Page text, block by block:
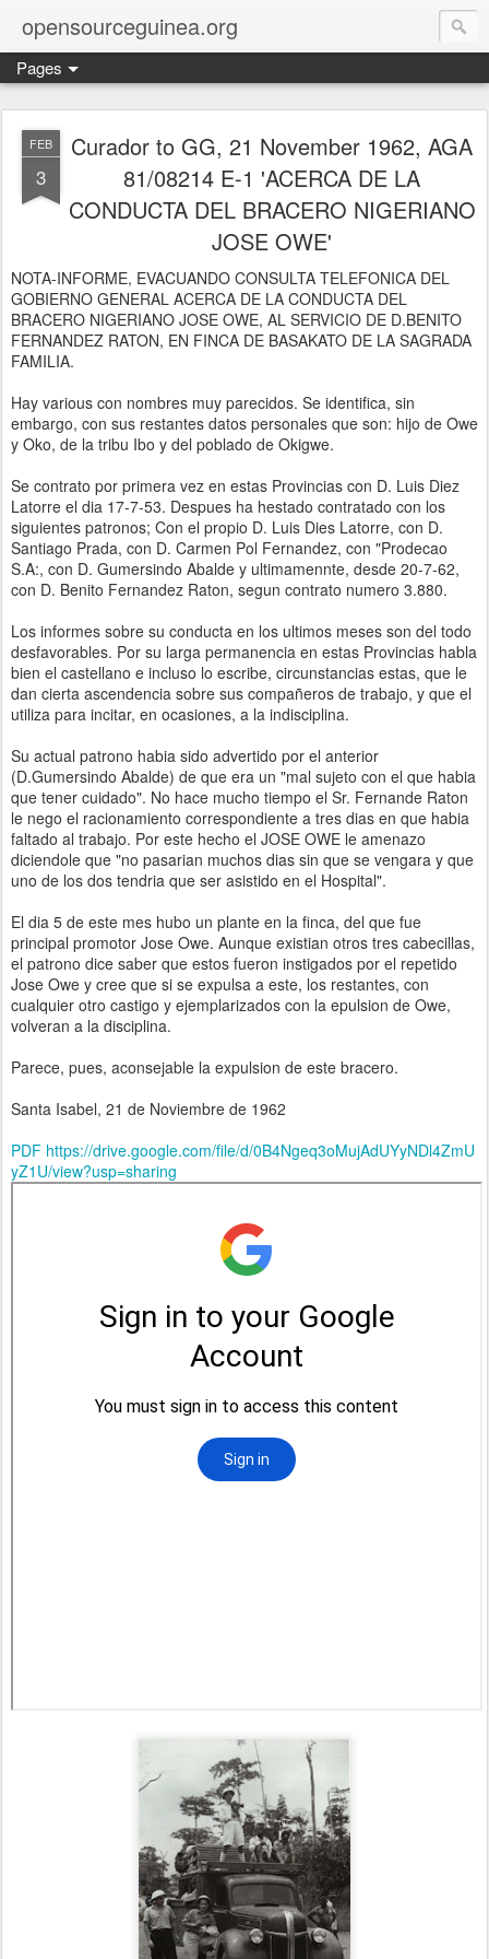
opensourceguinea.org
Pages
FEB
3
Curador to GG, 21 November 1962, AGA
81/08214 E-1 'ACERCA DE LA
CONDUCTA DEL BRACERO NIGERIANO
JOSE OWE'
NOTA-INFORME, EVACUANDO CONSULTA TELEFONICA DEL
GOBIERNO GENERAL ACERCA DE LA CONDUCTA DEL
BRACERO NIGERIANO JOSE OWE, AL SERVICIO DE D.BENITO
FERNANDEZ RATON, EN FINCA DE BASAKATO DE LA SAGRADA
FAMILIA.
Hay various con nombres muy parecidos. Se identifica, sin
embargo, con sus restantes datos personales que son: hijo de Owe
y Oko, de la tribu Ibo y del poblado de Okigwe.
Se contrato por primera vez en estas Provincias con D. Luis Diez
Latorre el dia 17-7-53. Despues ha hestado contratado con los
siguientes patronos; Con el propio D. Luis Dies Latorre, con D.
Santiago Prada, con D. Carmen Pol Fernandez, con "Prodecao
S.A:, con D. Gumersindo Abalde y ultimamennte, desde 20-7-62,
con D. Benito Fernandez Raton, segun contrato numero 3.880.
Los informes sobre su conducta en los ultimos meses son del todo
desfavorables. Por su larga permanencia en estas Provincias habla
bien el castellano e incluso lo escribe, circunstancias estas, que le
dan cierta ascendencia sobre sus compañeros de trabajo, y que el
utiliza para incitar, en ocasiones, a la indisciplina.
Su actual patrono habia sido advertido por el anterior
(D.Gumersindo Abalde) de que era un "mal sujeto con el que habia
que tener cuidado". No hace mucho tiempo el Sr. Fernande Raton
le nego el racionamiento correspondiente a tres dias en que habia
faltado al trabajo. Por este hecho el JOSE OWE le amenazo
diciendole que "no pasarian muchos dias sin que se vengara y que
uno de los dos tendria que ser asistido en el Hospital".
El dia 5 de este mes hubo un plante en la finca, del que fue
principal promotor Jose Owe. Aunque existian otros tres cabecillas,
el patrono dice saber que estos fueron instigados por el repetido
Jose Owe y cree que si se expulsa a este, los restantes, con
cualquier otro castigo y ejemplarizados con la epulsion de Owe,
volveran a la disciplina.
Parece, pues, aconsejable la expulsion de este bracero.
Santa Isabel, 21 de Noviembre de 1962
PDF https://drive.google.com/file/d/0B4Ngeq3oMujAdUYyNDl4ZmU
yZ1U/view?usp=sharing